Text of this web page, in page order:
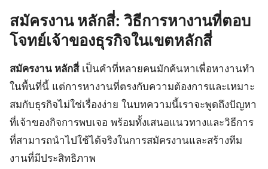
สมัครงาน หลักสี่: วิธีการหางานที่ตอบ
โจทย์เจ้าของธุรกิจในเขตหลักสี่
สมัครงาน หลักสี่เป็นคำที่หลายคนมักค้นหาเพื่อหางานทำ
ในพื้นที่นี้ แต่การหางานที่ตรงกับความต้องการและเหมาะ
สมกับธุรกิจไม่ใช่เรื่องง่าย ในบทความนี้เราจะพูดถึงปัญหา
ที่เจ้าของกิจการพบเจอ พร้อมทั้งเสนอแนวทางและวิธีการ
ที่สามารถนำไปใช้ได้จริงในการสมัครงานและสร้างทีม
งานที่มีประสิทธิภาพ